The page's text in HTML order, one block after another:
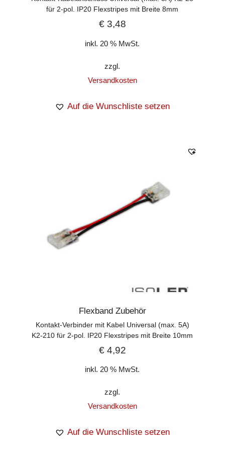
für 2-pol. IP20 Flexstripes mit Breite 8mm
€3,48
inkl. 20 % MwSt.
zzgl.
Versandkosten
Auf die Wunschliste setzen
Flexband Zubehör
Kontakt-Verbinder mit Kabel Universal (max. 5A)
K2-210 für 2-pol. IP20 Flexstripes mit Breite 10mm
€4,92
inkl. 20 % MwSt.
zzgl.
Versandkosten
Auf die Wunschliste setzen